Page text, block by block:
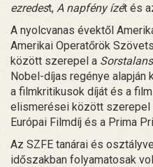
ezredest, A napfény ízét és
A nyolcvanas évektől
Amerikai Operatőrök
között szerepel a
Nobel-díjas regénye alapján
a filmkritikusok díját és a
elismerései között szerepel
Európai Filmdíj és a Prima
Az SZFE tanárai és
időszakban folyamatosak